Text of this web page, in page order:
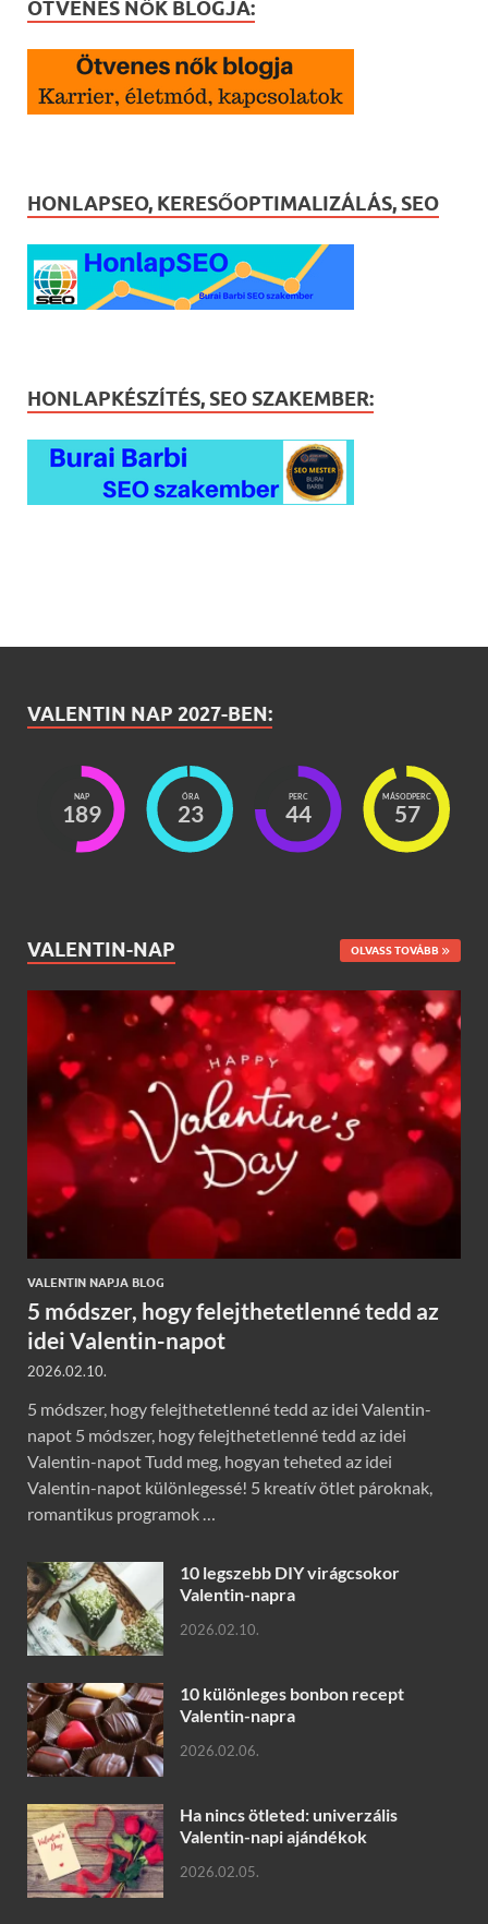
ÖTVENES NŐK BLOGJA:
HONLAPSEO, KERESŐOPTIMALIZÁLÁS, SEO
HONLAPKÉSZÍTÉS, SEO SZAKEMBER:
VALENTIN NAP 2027-BEN:
NAP
189
ÓRA
23
PERC
44
MÁSODPERC
55
VALENTIN-NAP OLVASS TOVÁBB
VALENTIN NAPJA BLOG
5 módszer, hogy felejthetetlenné tedd az
idei Valentin-napot
2026.02.10.
5 módszer, hogy felejthetetlenné tedd az idei Valentin-
napot 5 módszer, hogy felejthetetlenné tedd az idei
Valentin-napot Tudd meg, hogyan teheted az idei
Valentin-napot különlegessé! 5 kreatív ötlet pároknak,
romantikus programok …
10 legszebb DIY virágcsokor
Valentin-napra
2026.02.10.
10 különleges bonbon recept
Valentin-napra
2026.02.06.
Ha nincs ötleted: univerzális
Valentin-napi ajándékok
2026.02.05.